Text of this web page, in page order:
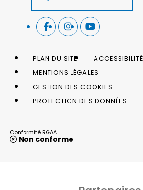
PLAN DU SITE
ACCESSIBILITÉ
MENTIONS LÉGALES
GESTION DES COOKIES
PROTECTION DES DONNÉES
Conformité RGAA
Non conforme